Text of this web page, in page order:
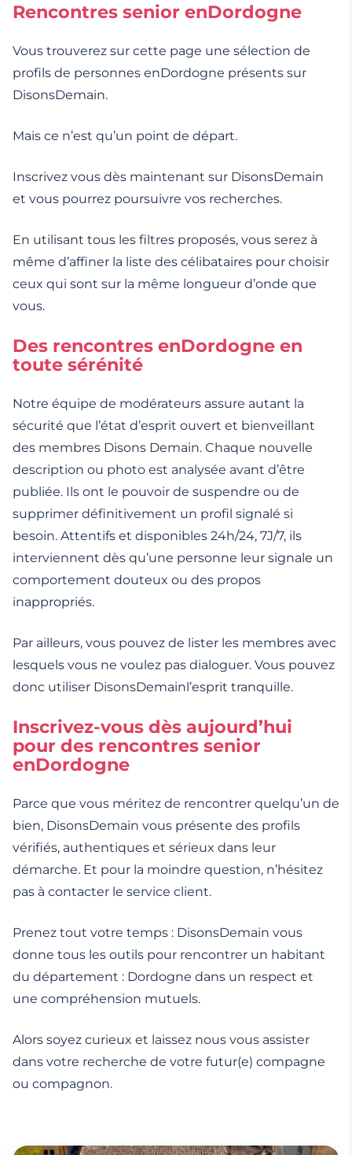
Rencontres senior enDordogne
Vous trouverez sur cette page une sélection de
profils de personnes enDordogne présents sur
DisonsDemain.
Mais ce n’est qu’un point de départ.
Inscrivez vous dès maintenant sur DisonsDemain
et vous pourrez poursuivre vos recherches.
En utilisant tous les filtres proposés, vous serez à
même d’affiner la liste des célibataires pour choisir
ceux qui sont sur la même longueur d’onde que
vous.
Des rencontres enDordogne en
toute sérénité
Notre équipe de modérateurs assure autant la
sécurité que l’état d’esprit ouvert et bienveillant
des membres Disons Demain. Chaque nouvelle
description ou photo est analysée avant d’être
publiée. Ils ont le pouvoir de suspendre ou de
supprimer définitivement un profil signalé si
besoin. Attentifs et disponibles 24h/24, 7J/7, ils
interviennent dès qu’une personne leur signale un
comportement douteux ou des propos
inappropriés.
Par ailleurs, vous pouvez de lister les membres avec
lesquels vous ne voulez pas dialoguer. Vous pouvez
donc utiliser DisonsDemainl’esprit tranquille.
Inscrivez-vous dès aujourd’hui
pour des rencontres senior
enDordogne
Parce que vous méritez de rencontrer quelqu’un de
bien, DisonsDemain vous présente des profils
vérifiés, authentiques et sérieux dans leur
démarche. Et pour la moindre question, n’hésitez
pas à contacter le service client.
Prenez tout votre temps : DisonsDemain vous
donne tous les outils pour rencontrer un habitant
du département : Dordogne dans un respect et
une compréhension mutuels.
Alors soyez curieux et laissez nous vous assister
dans votre recherche de votre futur(e) compagne
ou compagnon.